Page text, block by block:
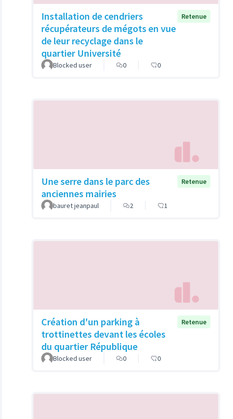
Installation de cendriers
récupérateurs de mégots en vue
de leur recyclage dans le
quartier Université
Retenue
Blocked user 0 0
Une serre dans le parc des
anciennes mairies
Retenue
bauret jeanpaul 2 1
Création d'un parking à
trottinettes devant les écoles
du quartier République
Retenue
Blocked user 0 0